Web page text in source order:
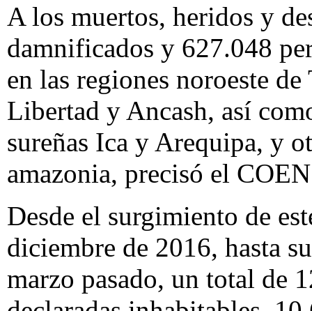
A los muertos, heridos y
damnificados y 627.048
en las regiones noroeste
Libertad y Ancash, así
sureñas Ica y Arequipa, y
amazonia, precisó el
Desde el surgimiento de
diciembre de 2016, hasta
marzo pasado, un total de